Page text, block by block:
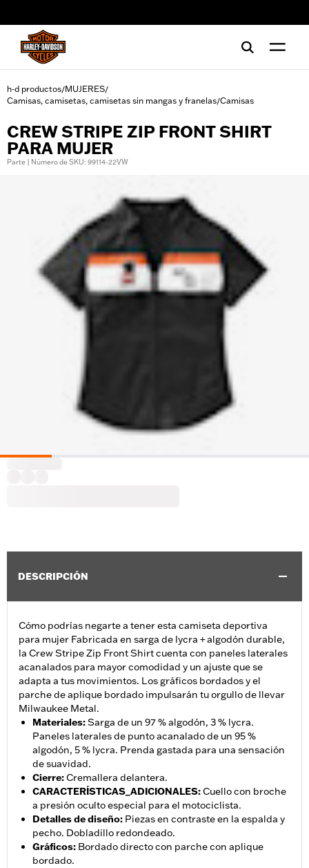
h-d productos/MUJERES/
Camisas, camisetas, camisetas sin mangas y franelas/Camisas
CREW STRIPE ZIP FRONT SHIRT
PARA MUJER
Parte | Número de SKU: 99114-22VW
DESCRIPCIÓN
Cómo podrías negarte a tener esta camiseta deportiva
para mujer Fabricada en sarga de lycra + algodón durable,
la Crew Stripe Zip Front Shirt cuenta con paneles laterales
acanalados para mayor comodidad y un ajuste que se
adapta a tus movimientos. Los gráficos bordados y el
parche de aplique bordado impulsarán tu orgullo de llevar
Milwaukee Metal.
Materiales:Sarga de un 97 % algodón, 3 % lycra.
Paneles laterales de punto acanalado de un 95 %
algodón, 5 % lycra. Prenda gastada para una sensación
de suavidad.
Cierre:Cremallera delantera.
CARACTERÍSTICAS_ADICIONALES:Cuello con broche
a presión oculto especial para el motociclista.
Detalles de diseño: Piezas en contraste en la espalda y
pecho. Dobladillo redondeado.
Gráficos: Bordado directo con parche con aplique
bordado.